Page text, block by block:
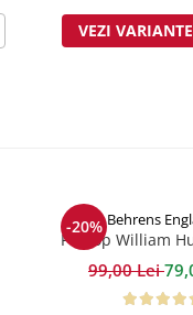
VEZI VARIANTE
-20% Behrens
Prosop William
Grey
99,00 Lei